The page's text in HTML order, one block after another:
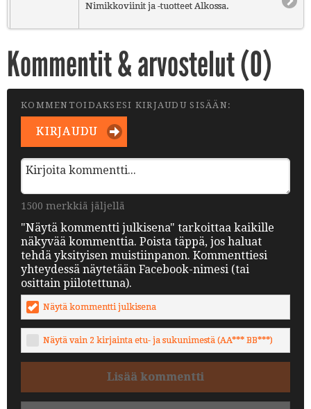
Nimikkoviinit ja -tuotteet Alkossa.
Kommentit & arvostelut (0)
KOMMENTOIDAKSESI KIRJAUDU SISÄÄN:
KIRJAUDU
1500 merkkiä jäljellä
"Näytä kommentti julkisena" tarkoittaa kaikille
näkyvää kommenttia. Poista täppä, jos haluat
tehdä yksityisen muistiinpanon. Kommenttiesi
yhteydessä näytetään Facebook-nimesi (tai
osittain piilotettuna).
Näytä kommentti julkisena
Näytä vain 2 kirjainta etu- ja sukunimestä (AA*** BB***)
Lisää kommentti